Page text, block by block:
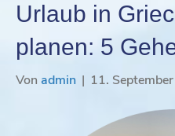
Urlaub in
planen: 5
Von admin | 11.